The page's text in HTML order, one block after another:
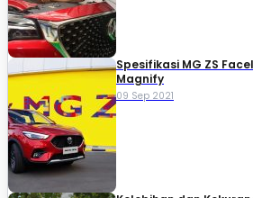
Spesifikasi MG ZS
Magnify
09 Sep 2021